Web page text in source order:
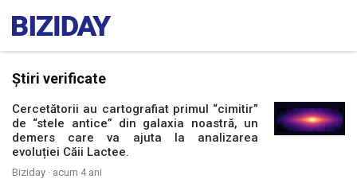
Știri verificate
Cercetătorii au cartografiat primul “cimitir”
de “stele antice” din galaxia noastră, un
demers care va ajuta la analizarea
evoluției Căii Lactee.
Biziday · acum 4 ani